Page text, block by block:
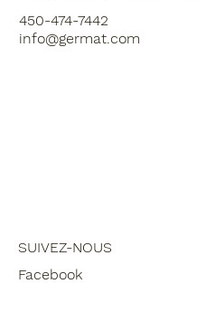
450-474-7442
info@germat.com
SUIVEZ-NOUS
Facebook